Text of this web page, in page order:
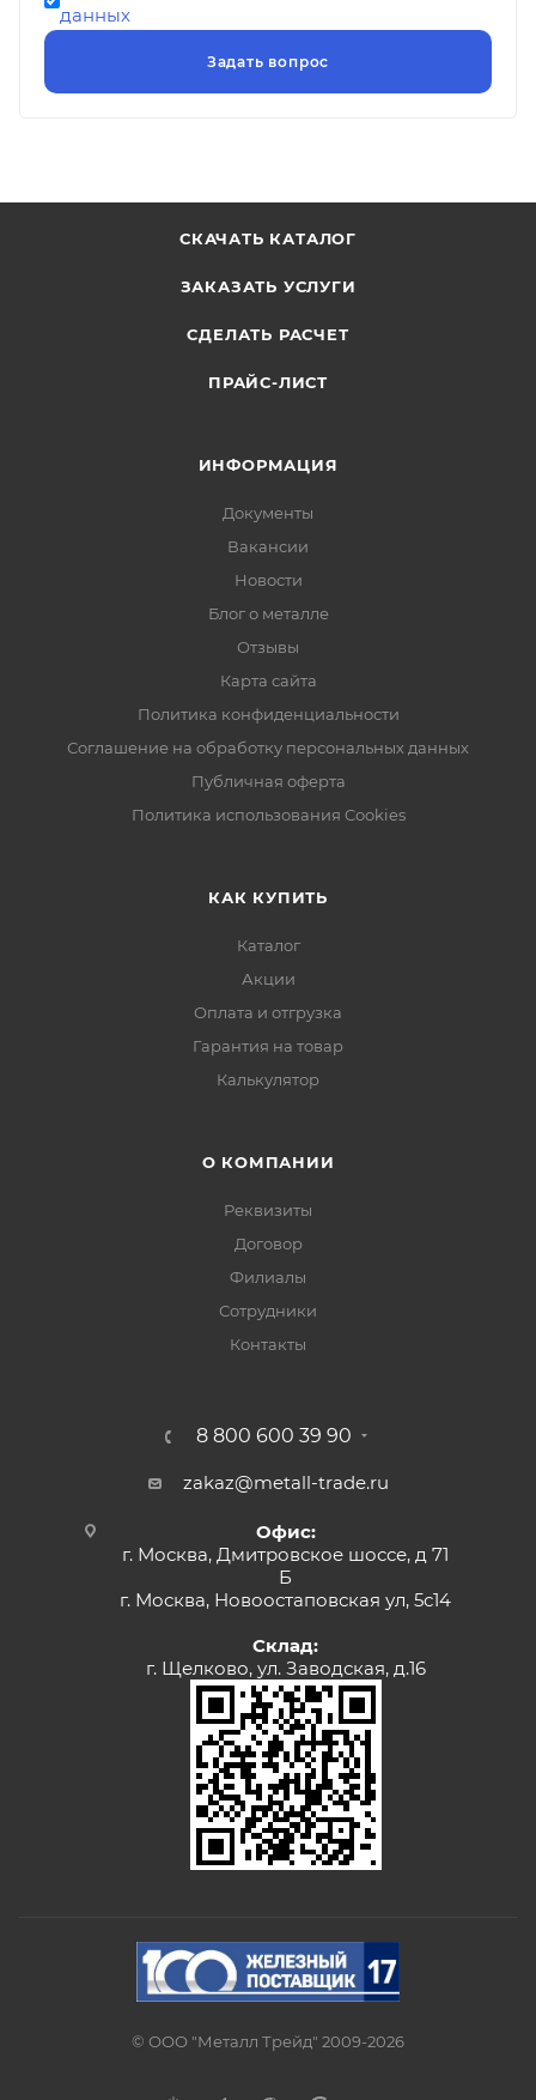
данных
СКАЧАТЬ КАТАЛОГ
ЗАКАЗАТЬ УСЛУГИ
СДЕЛАТЬ РАСЧЕТ
ПРАЙС-ЛИСТ
ИНФОРМАЦИЯ
Документы
Вакансии
Новости
Блог о металле
Отзывы
Карта сайта
Политика конфиденциальности
Соглашение на обработку персональных данных
Публичная оферта
Политика использования Cookies
КАК КУПИТЬ
Каталог
Акции
Оплата и отгрузка
Гарантия на товар
Калькулятор
О КОМПАНИИ
Реквизиты
Договор
Филиалы
Сотрудники
Контакты
8 800 600 39 90
zakaz@metall-trade.ru
Офис:
г. Москва, Дмитровское шоссе, д 71
Б
г. Москва, Новоостаповская ул, 5с14
Склад:
г. Щелково, ул. Заводская, д.16
© ООО "Металл Трейд" 2009-2026